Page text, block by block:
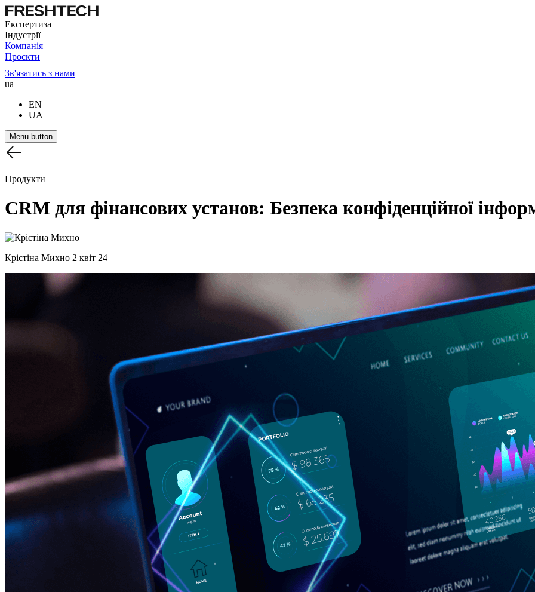
Експертиза
Індустрії
Компанія
Проєкти
Зв'язатись з нами
ua
EN
UA
Menu button
Продукти
CRM для фінансових установ: Безпека конфіденційної
Крістіна Михно 2 квіт 24